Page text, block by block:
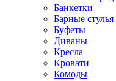
Банкетки
Барные стулья
Буфеты
Диваны
Кресла
Кровати
Комоды